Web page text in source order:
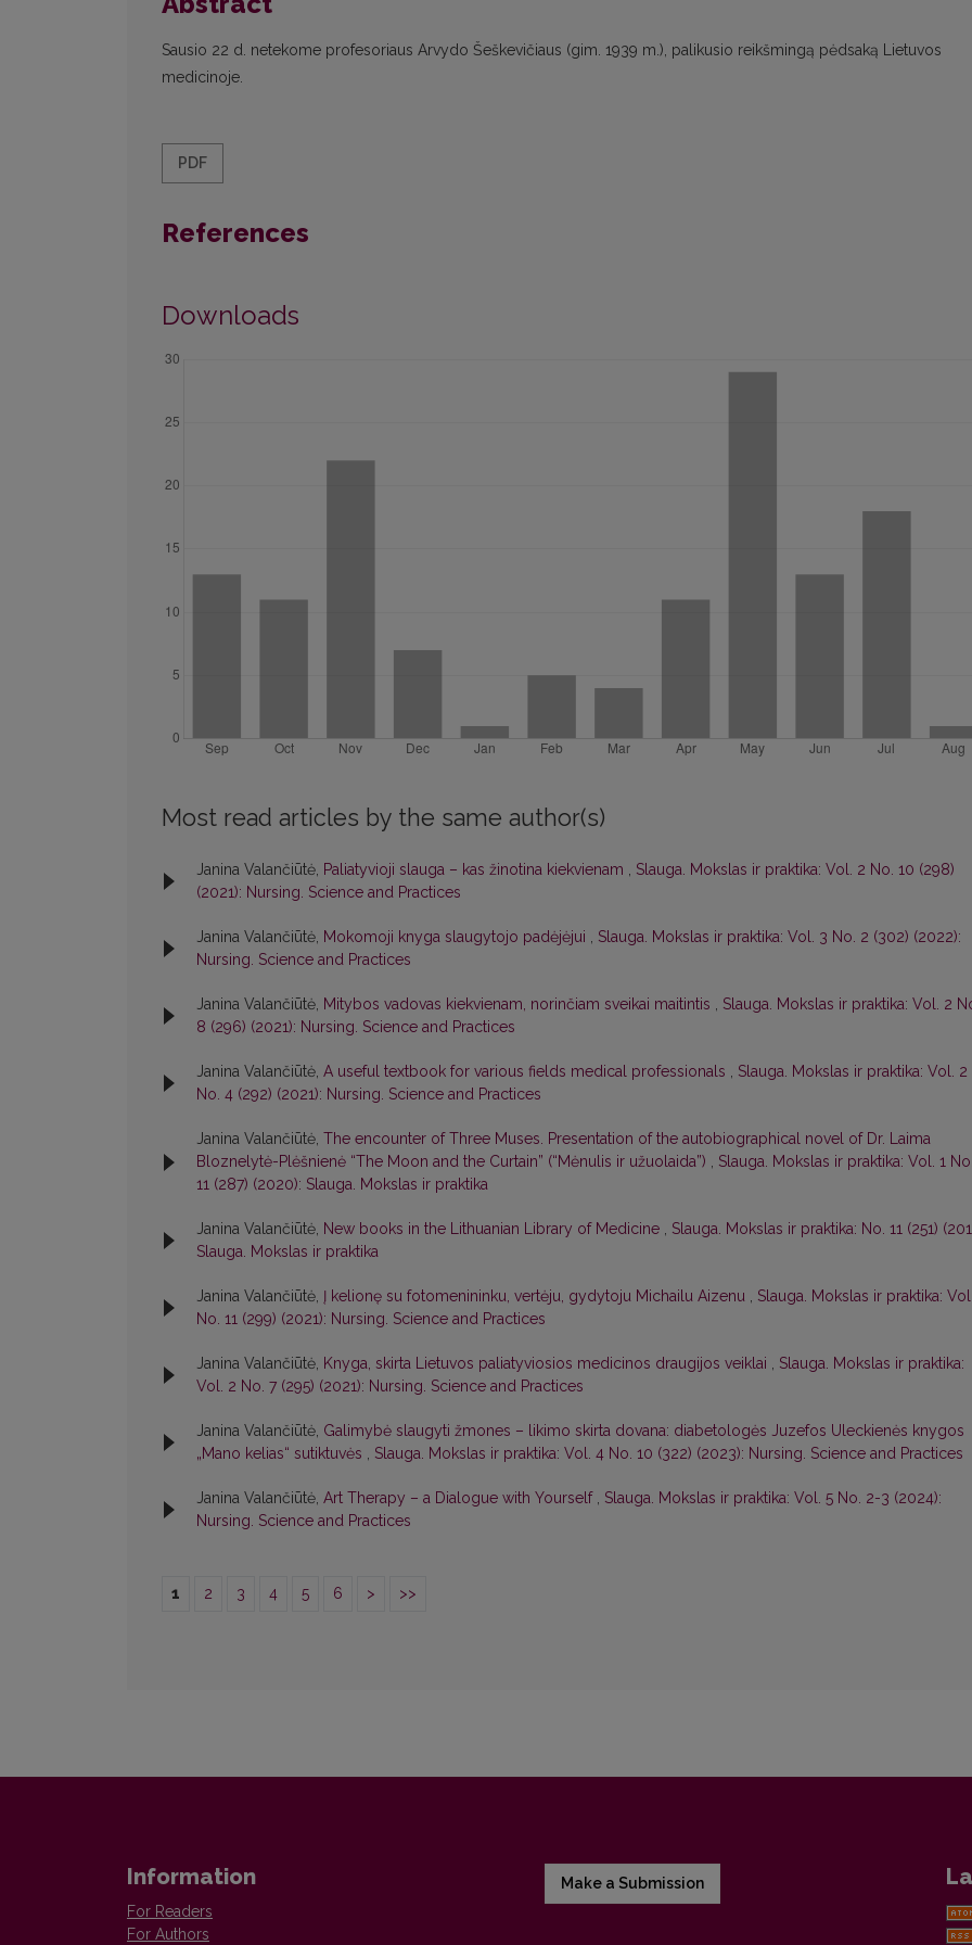
Sausio 22 d. netekome profesoriaus Arvydo Šeškevičiaus (gim. 1939 m.), palikusio reikšmingą pėdsaką Lietuvos
medicinoje.
PDF
References
Downloads
Most read articles by the same author(s)
Janina Valančiūtė, Paliatyvioji slauga – kas žinotina kiekvienam , Slauga. Mokslas ir praktika: Vol. 2 No. 10 (298)
(2021): Nursing. Science and Practices
Janina Valančiūtė, Mokomoji knyga slaugytojo padėjėjui , Slauga. Mokslas ir praktika: Vol. 3 No. 2 (302) (2022):
Nursing. Science and Practices
Janina Valančiūtė, Mitybos vadovas kiekvienam, norinčiam sveikai maitintis , Slauga. Mokslas ir praktika: Vol. 2
8 (296) (2021): Nursing. Science and Practices
Janina Valančiūtė, A useful textbook for various fields medical professionals , Slauga. Mokslas ir praktika: Vol. 2
No. 4 (292) (2021): Nursing. Science and Practices
Janina Valančiūtė, The encounter of Three Muses. Presentation of the autobiographical novel of Dr. Laima
Bloznelytė-Plėšnienė “The Moon and the Curtain” (“Mėnulis ir užuolaida”) , Slauga. Mokslas ir praktika: Vol. 1 No.
11 (287) (2020): Slauga. Mokslas ir praktika
Janina Valančiūtė, New books in the Lithuanian Library of Medicine , Slauga. Mokslas ir praktika: No. 11 (251)
Slauga. Mokslas ir praktika
Janina Valančiūtė, Į kelionę su fotomenininku, vertėju, gydytoju Michailu Aizenu , Slauga. Mokslas ir praktika:
No. 11 (299) (2021): Nursing. Science and Practices
Janina Valančiūtė, Knyga, skirta Lietuvos paliatyviosios medicinos draugijos veiklai , Slauga. Mokslas ir praktika:
Vol. 2 No. 7 (295) (2021): Nursing. Science and Practices
Janina Valančiūtė, Galimybė slaugyti žmones – likimo skirta dovana: diabetologės Juzefos Uleckienės knygos
„Mano kelias“ sutiktuvės , Slauga. Mokslas ir praktika: Vol. 4 No. 10 (322) (2023): Nursing. Science and Practices
Janina Valančiūtė, Art Therapy – a Dialogue with Yourself , Slauga. Mokslas ir praktika: Vol. 5 No. 2-3 (2024):
Nursing. Science and Practices
1 2 3 4 5 6 > >>
Information
For Readers
For Authors
Make a Submission